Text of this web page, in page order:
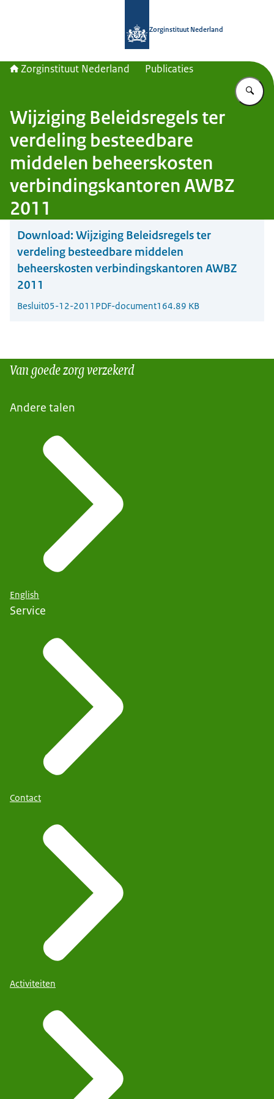
Zorginstituut Nederland
Zorginstituut Nederland Publicaties
Wijziging Beleidsregels ter
verdeling besteedbare
middelen beheerskosten
verbindingskantoren AWBZ
2011
Download: Wijziging Beleidsregels ter
verdeling besteedbare middelen
beheerskosten verbindingskantoren AWBZ
2011
Besluit05-12-2011 PDF-document164.89 KB
Van goede zorg verzekerd
Andere talen
English
Service
Contact
Activiteiten